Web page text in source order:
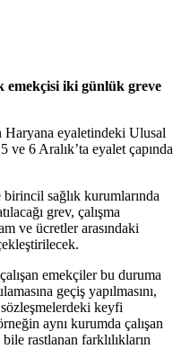
emekçisi iki günlük greve
Haryana eyaletindeki Ulusal
6 Aralık’ta eyalet çapında
sağlık kurumlarında
grev, çalışma
ve ücretler arasındaki
emekçiler bu duruma
geçiş yapılmasını,
sözleşmelerdeki keyfi
aynı kurumda çalışan
rastlanan farklılıkların